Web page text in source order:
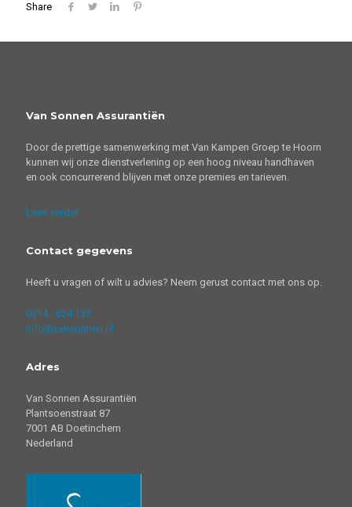
Share
Van Sonnen Assurantiën
Door de prettige samenwerking met Van Kampen Groep te Hoorn
kunnen wij onze dienstverlening op een hoog niveau handhaven
en ook concurrerend blijven met onze premies en tarieven.
Lees verder
Contact gegevens
Heeft u vragen of wilt u advies? Neem gerust contact met ons op.
0314 - 624 133
info@vansonnen.nl
Adres
Van Sonnen Assurantiën
Plantsoenstraat 87
7001 AB Doetinchem
Nederland